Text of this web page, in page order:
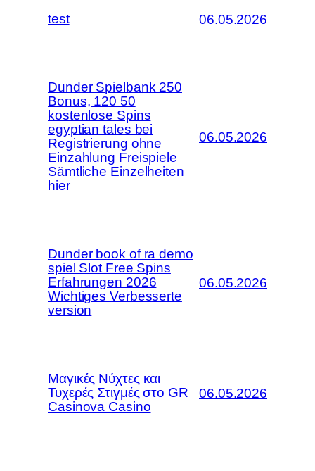
test 06.05.2026
Dunder Spielbank 250
Bonus, 120 50
kostenlose Spins
egyptian tales bei
Registrierung ohne
Einzahlung Freispiele
Sämtliche Einzelheiten
hier
06.05.2026
Dunder book of ra demo
spiel Slot Free Spins
Erfahrungen 2026
Wichtiges Verbesserte
version
06.05.2026
Μαγικές Νύχτες και
Τυχερές Στιγμές στο GR
Casinova Casino
06.05.2026